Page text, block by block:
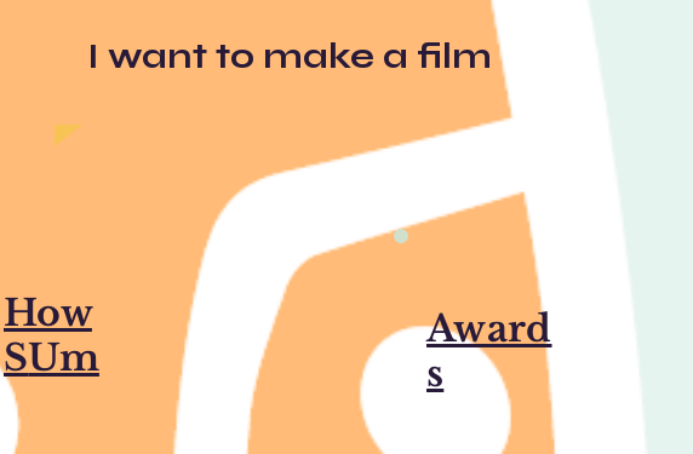
I want to make a film
How
SUm
Award
s